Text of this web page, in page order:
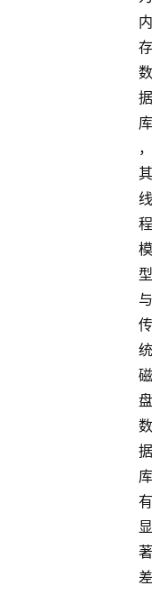
内
存
数
据
库
，
其
线
程
模
型
与
传
统
磁
盘
数
据
库
有
显
著
差